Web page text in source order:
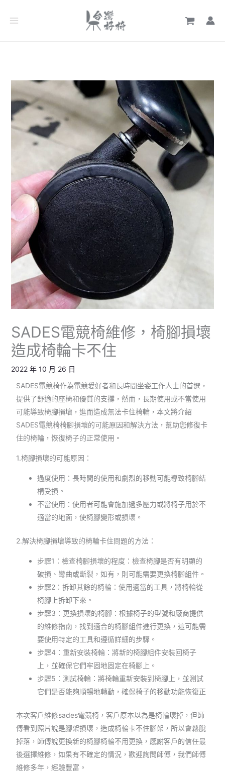
SADES電競椅維修，椅腳損壞
造成椅輪卡不住
2022 年 10 月 26 日
SADES電競椅作為電競愛好者和長時間坐姿工作人士的首選，
提供了舒適的座椅和優質的支撐，然而，長期使用或不當使用
可能導致椅腳損壞，進而造成無法卡住椅輪，本文將介紹
SADES電競椅椅腳損壞的可能原因和解決方法，幫助您修復卡
住的椅輪，恢復椅子的正常使用。
1.椅腳損壞的可能原因：
過度使用：長時間的使用和劇烈的移動可能導致椅腳結
構受損。
不當使用：使用者可能會施加過多壓力或將椅子用於不
適當的地面，使椅腳變形或損壞。
2.解決椅腳損壞導致的椅輪卡住問題的方法：
步驟1：檢查椅腳損壞的程度：檢查椅腳是否有明顯的
破損、彎曲或斷裂，如有，則可能需要更換椅腳組件。
步驟2：拆卸其餘的椅輪：使用適當的工具，將椅輪從
椅腳上拆卸下來。
步驟3：更換損壞的椅腳：根據椅子的型號和廠商提供
的維修指南，找到適合的椅腳組件進行更換，這可能需
要使用特定的工具和遵循詳細的步驟。
步驟4：重新安裝椅輪：將新的椅腳組件安裝回椅子
上，並確保它們牢固地固定在椅腳上。
步驟5：測試椅輪：將椅輪重新安裝到椅腳上，並測試
它們是否能夠順暢地轉動，確保椅子的移動功能恢復正
本次客戶維修sades電競椅，客戶原本以為是椅輪壞掉，但師
傅看到照片說是腳架損壞，造成椅輪卡不住腳架，所以會鬆脫
掉落，師傅說更換新的椅腳椅輪不用更換，感謝客戶的信任最
後選擇維修，如果有不確定的情況，歡迎詢問師傅，我們師傅
維修多年，經驗豐富。
章